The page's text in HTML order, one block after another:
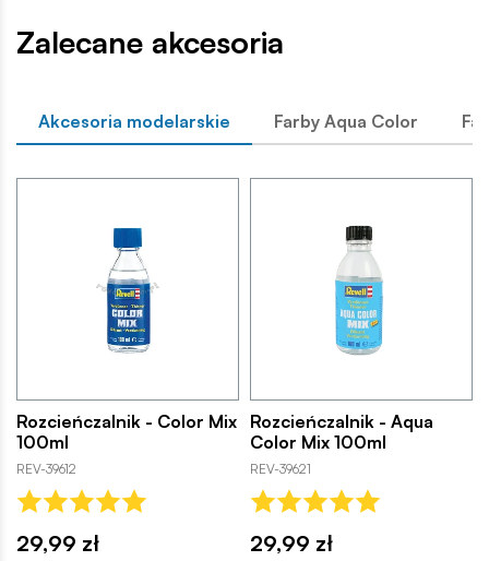
Zalecane akcesoria
Akcesoria modelarskie Farby Aqua Color
Rozcieńczalnik - Color Mix
100ml
REV-39612
29,99 zł
Rozcieńczalnik - Aqua
Color Mix 100ml
REV-39621
29,99 zł